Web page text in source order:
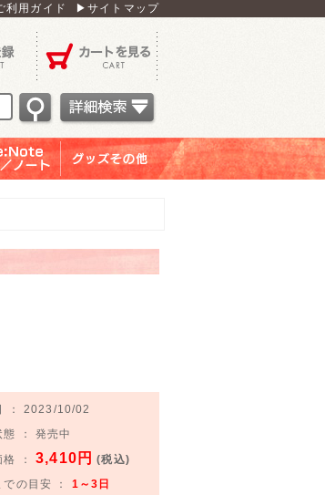
利用ガイド ▶サイトマップ
： 2023/10/02
態 ： 発売中
格 ：3,410円 (税込)
での目安 ： 1～3日